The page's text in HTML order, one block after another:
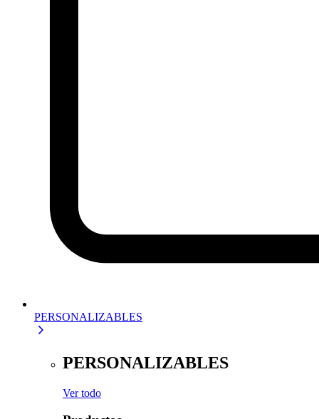
PERSONALIZABLES
PERSONALIZABLES
Ver todo